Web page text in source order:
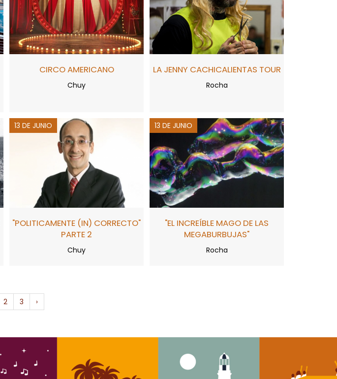
CIRCO AMERICANO
Chuy
LA JENNY CACHICALIENTAS TOUR
Rocha
13 DE JUNIO
"POLITICAMENTE (IN) CORRECTO"
PARTE 2
Chuy
13 DE JUNIO
"EL INCREÍBLE MAGO DE LAS
MEGABURBUJAS"
Rocha
2 3 ›